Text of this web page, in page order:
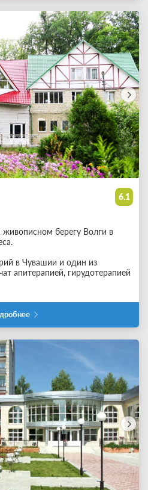
6.1
берегу Волги в
в Чувашии и один из
апитерапией, гирудотерапией